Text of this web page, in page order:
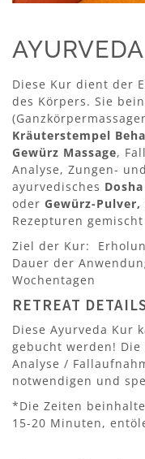
Diese Kur dient der
des Körpers. Sie
Kräuterstempel
Gewürz Massage,
Analyse, Zungen-
ayurvedisches
oder Gewürz-Pulver,
Rezepturen
Ziel der Kur:
Dauer der
Wochentagen
RETREAT
Diese Ayurveda Kur
gebucht werden!
Analyse /
notwendigen und
*Die Zeiten
15-20 Minuten,